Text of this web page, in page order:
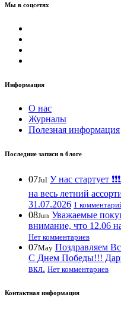
Мы в соцсетях
Информация
О нас
Журналы
Полезная информация
Последние записи в блоге
07Jul У нас стартует
на весь летний
31.07.2026 1
08Jun Уважаемые
внимание, что 12.06
Нет комментариев
07May Поздравляем
С Днем Победы!!!
вкл. Нет комментариев
Контактная информация